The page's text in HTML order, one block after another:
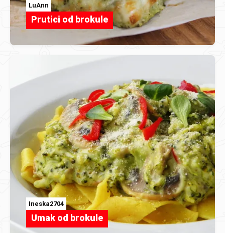
LuAnn
Prutici od brokule
Ineska2704
Umak od brokule